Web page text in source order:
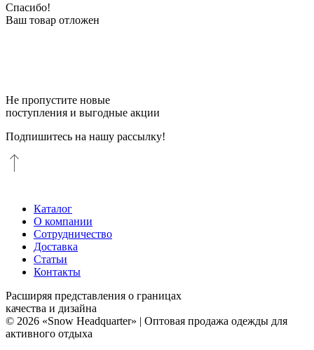
Спасибо!
Ваш товар отложен
Не пропустите новые
поступления и выгодные акции
Подпишитесь на нашу рассылку!
Каталог
О компании
Сотрудничество
Доставка
Статьи
Контакты
Расширяя представления о границах
качества и дизайна
© 2026 «Snow Headquarter» | Оптовая продажа одежды для
активного отдыха